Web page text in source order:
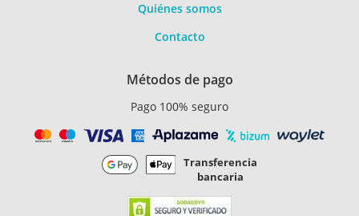
Quiénes somos
Contacto
Métodos de pago
Pago 100% seguro
Transferencia
bancaria